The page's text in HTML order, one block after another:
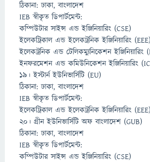
ঠিকানা: ঢাকা, বাংলাদেশ
IEB স্বীকৃত ডিপার্টমেন্ট:
কম্পিউটার সাইন্স এন্ড ইঞ্জিনিয়ারিং (CSE)
ইলেকট্রিকাল এন্ড ইলেকট্রনিক ইঞ্জিনিয়ারিং
ইলেকট্রনিক এন্ড টেলিকম্যুনিকেশন ইঞ্জিনিয়ারিং
ইনফরমেশন এন্ড কমিউনিকেশন ইঞ্জিনিয়ারিং
১৯। ইস্টার্ন ইউনিভার্সিটি (EU)
ঠিকানা: ঢাকা, বাংলাদেশ
IEB স্বীকৃত ডিপার্টমেন্ট:
ইলেকট্রিকাল এন্ড ইলেকট্রনিক ইঞ্জিনিয়ারিং
২০। গ্রীন ইউনিভার্সিটি অফ বাংলাদেশ (GUB)
ঠিকানা: ঢাকা, বাংলাদেশ
IEB স্বীকৃত ডিপার্টমেন্ট:
কম্পিউটার সাইন্স এন্ড ইঞ্জিনিয়ারিং (CSE)